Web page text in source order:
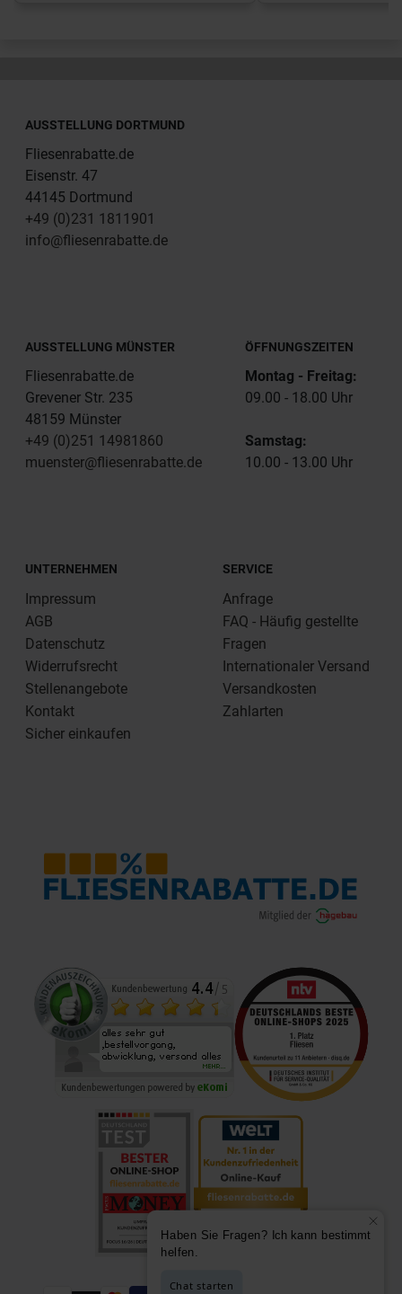
AUSSTELLUNG DORTMUND
Fliesenrabatte.de
Eisenstr. 47
44145 Dortmund
+49 (0)231 1811901
info@fliesenrabatte.de
AUSSTELLUNG MÜNSTER
Fliesenrabatte.de
Grevener Str. 235
48159 Münster
+49 (0)251 14981860
muenster@fliesenrabatte.de
ÖFFNUNGSZEITEN
Montag - Freitag:
09.00 - 18.00 Uhr
Samstag:
10.00 - 13.00 Uhr
UNTERNEHMEN
Impressum
AGB
Datenschutz
Widerrufsrecht
Stellenangebote
Kontakt
Sicher einkaufen
SERVICE
Anfrage
FAQ - Häufig gestellte
Fragen
Internationaler Versand
Versandkosten
Zahlarten